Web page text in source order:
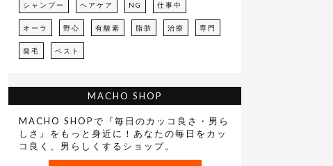
シャンプー ヘアケア NG 仕事中
オーラ 野心 有酸素 脂肪 治療 専門
発毛 ベスト
MACHO SHOP
MACHO SHOPで『毎日のカッコ良さ・男ら
しさ』をもっと身近に！あなたの毎日をカッ
コ良く、男らしくするショップ。